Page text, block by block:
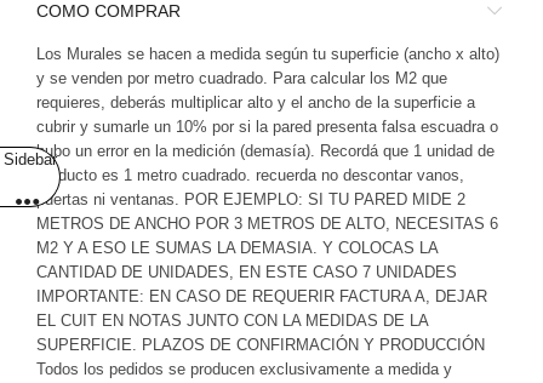
COMO COMPRAR
Los Murales se hacen a medida según tu superficie (ancho x alto)
y se venden por metro cuadrado. Para calcular los M2 que
requieres, deberás multiplicar alto y el ancho de la superficie a
cubrir y sumarle un 10% por si la pared presenta falsa escuadra o
hubo un error en la medición (demasía). Recordá que 1 unidad de
producto es 1 metro cuadrado. recuerda no descontar vanos,
puertas ni ventanas. POR EJEMPLO: SI TU PARED MIDE 2
METROS DE ANCHO POR 3 METROS DE ALTO, NECESITAS 6
M2 Y A ESO LE SUMAS LA DEMASIA. Y COLOCAS LA
CANTIDAD DE UNIDADES, EN ESTE CASO 7 UNIDADES
IMPORTANTE: EN CASO DE REQUERIR FACTURA A, DEJAR
EL CUIT EN NOTAS JUNTO CON LA MEDIDAS DE LA
SUPERFICIE. PLAZOS DE CONFIRMACIÓN Y PRODUCCIÓN
Todos los pedidos se producen exclusivamente a medida y
Sidebar